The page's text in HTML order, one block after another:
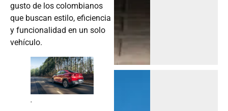
gusto de los colombianos
que buscan estilo, eficiencia
y funcionalidad en un solo
vehículo.
.